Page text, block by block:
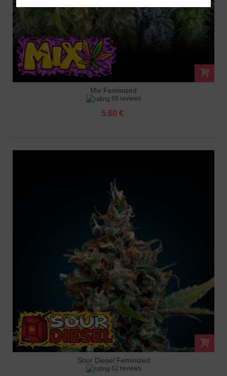
Mix Feminized
65 reviews
5.60 €
Sour Diesel Feminized
62 reviews